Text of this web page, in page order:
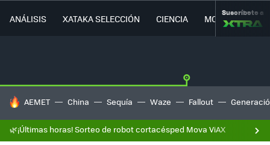
ANÁLISIS XATAKA SELECCIÓN CIENCIA MOVILIDAD
Suscríbete a
HOY SE HABLA DE
AEMET China Sequía Waze Fallout
🌿¡Últimas horas! Sorteo de robot cortacésped Mova ViAX